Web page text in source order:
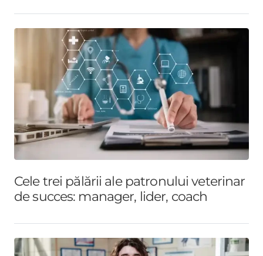
Cele trei pălării ale patronului veterinar
de succes: manager, lider, coach